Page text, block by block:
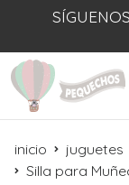
inicio juguetes
Silla para